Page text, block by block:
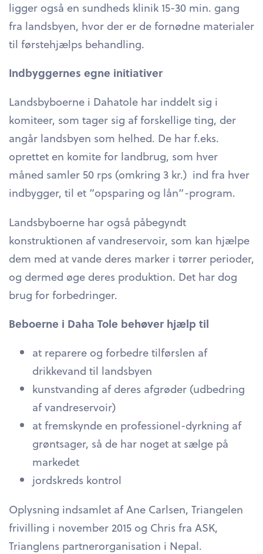
ligger også en sundheds klinik 15-30 min. gang
fra landsbyen, hvor der er de fornødne materialer
til førstehjælps behandling.
Indbyggernes egne initiativer
Landsbyboerne i Dahatole har inddelt sig i
komiteer, som tager sig af forskellige ting, der
angår landsbyen som helhed. De har f.eks.
oprettet en komite for landbrug, som hver
måned samler 50 rps (omkring 3 kr.) ind fra hver
indbygger, til et ”opsparing og lån”-program.
Landsbyboerne har også påbegyndt
konstruktionen af vandreservoir, som kan hjælpe
dem med at vande deres marker i tørrer perioder,
og dermed øge deres produktion. Det har dog
brug for forbedringer.
Beboerne i Daha Tole behøver hjælp til
at reparere og forbedre tilførslen af
drikkevand til landsbyen
kunstvanding af deres afgrøder (udbedring
af vandreservoir)
at fremskynde en professionel-dyrkning af
grøntsager, så de har noget at sælge på
markedet
jordskreds kontrol
Oplysning indsamlet af Ane Carlsen, Triangelen
frivilling i november 2015 og Chris fra ASK,
Trianglens partnerorganisation i Nepal.